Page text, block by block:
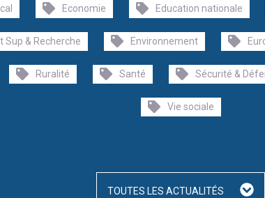
Economie Education nationale
Sup & Recherche Environnement
Ruralité Santé Sécurité &
Vie sociale
TOUTES LES ACTUALITÉS